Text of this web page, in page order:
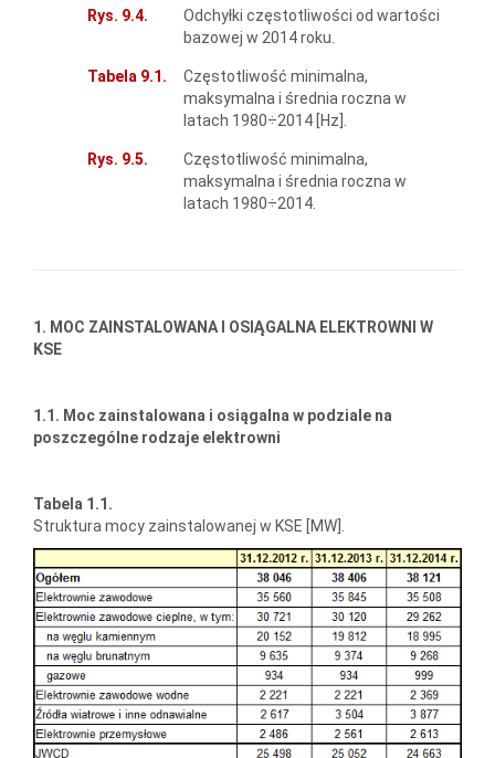
Rys. 9.4.
Odchyłki częstotliwości od wartości
bazowej w 2014 roku.
Tabela 9.1.
Częstotliwość minimalna,
maksymalna i średnia roczna w
latach 1980÷2014 [Hz].
Rys. 9.5.
Częstotliwość minimalna,
maksymalna i średnia roczna w
latach 1980÷2014.
1. MOC ZAINSTALOWANA I OSIĄGALNA ELEKTROWNI W
KSE
1.1. Moc zainstalowana i osiągalna w podziale na
poszczególne rodzaje elektrowni
Tabela 1.1.
Struktura mocy zainstalowanej w KSE [MW].